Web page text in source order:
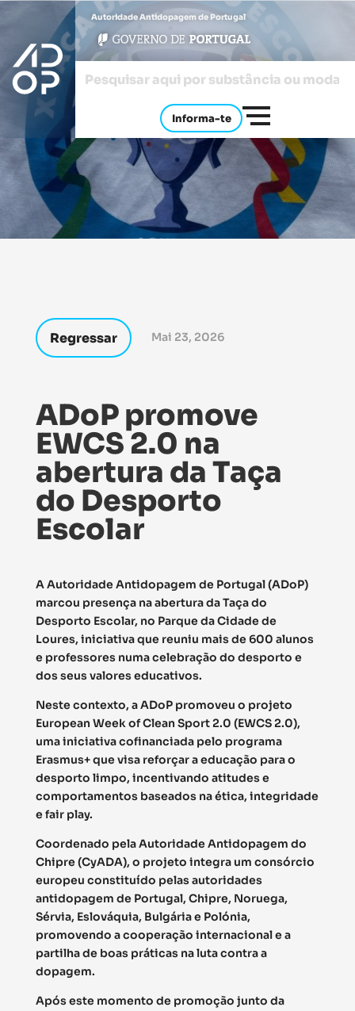
Autoridade Antidopagem de Portugal
Informa-te
Regressar Mai 23, 2026
ADoP promove
EWCS 2.0 na
abertura da Taça
do Desporto
Escolar
A Autoridade Antidopagem de Portugal (ADoP)
marcou presença na abertura da Taça do
Desporto Escolar, no Parque da Cidade de
Loures, iniciativa que reuniu mais de 600 alunos
e professores numa celebração do desporto e
dos seus valores educativos.
Neste contexto, a ADoP promoveu o projeto
European Week of Clean Sport 2.0 (EWCS 2.0),
uma iniciativa cofinanciada pelo programa
Erasmus+ que visa reforçar a educação para o
desporto limpo, incentivando atitudes e
comportamentos baseados na ética, integridade
e fair play.
Coordenado pela Autoridade Antidopagem do
Chipre (CyADA), o projeto integra um consórcio
europeu constituído pelas autoridades
antidopagem de Portugal, Chipre, Noruega,
Sérvia, Eslováquia, Bulgária e Polónia,
promovendo a cooperação internacional e a
partilha de boas práticas na luta contra a
dopagem.
Após este momento de promoção junto da